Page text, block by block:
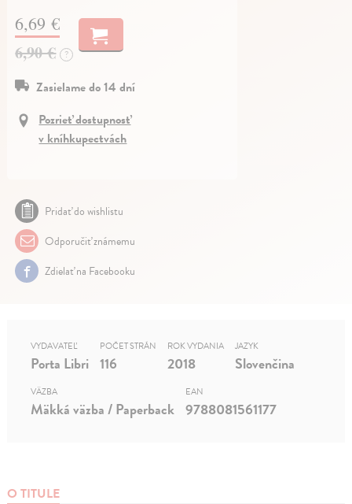
6,69 €
6,90 € ?
Zasielame do 14 dní
Pozrieť dostupnosť
v kníhkupectvách
Pridať do wishlistu
Odporučiť známemu
Zdielať na Facebooku
O TITULE
VYDAVATEĽ
Porta Libri
POČET STRÁN
116
ROK VYDANIA
2018
JAZYK
Slovenčina
VÄZBA
Mäkká väzba / Paperback
EAN
9788081561177